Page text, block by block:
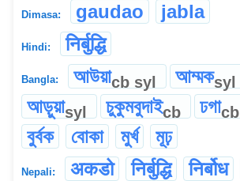
Dimasa: gaudao jabla
Hindi: निर्बुद्धि
Bangla: আউয়াcb syl আম্মকsyl
আড়ুয়াsyl চুকুমবুদাইcb ঢগাcb
বুর্বক
বোকা মুর্খ মূঢ়
Nepali: अकडो निर्बुद्धि निर्बोध